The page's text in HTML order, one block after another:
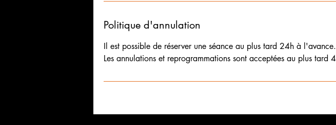
Politique d'annulation
Il est possible de réserver une séance au plus tard 24h à l'avance.